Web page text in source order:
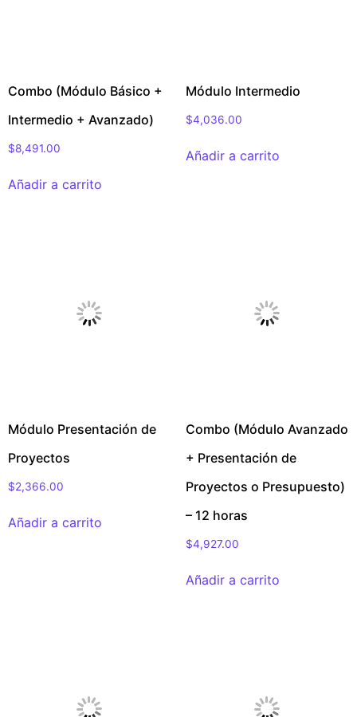
Combo (Módulo Básico +
Intermedio + Avanzado)
$8,491.00
Añadir a carrito
Módulo Intermedio
$4,036.00
Añadir a carrito
Módulo Presentación de
Proyectos
$2,366.00
Añadir a carrito
Combo (Módulo Avanzado
+ Presentación de
Proyectos o Presupuesto)
– 12 horas
$4,927.00
Añadir a carrito